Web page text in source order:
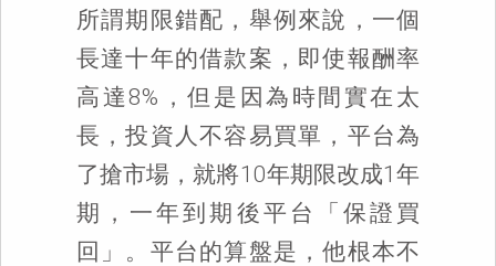
所謂期限錯配，舉例來說，一個
長達十年的借款案，即使報酬率
高達8%，但是因為時間實在太
長，投資人不容易買單，平台為
了搶市場，就將10年期限改成1年
期，一年到期後平台「保證買
回」。平台的算盤是，他根本不